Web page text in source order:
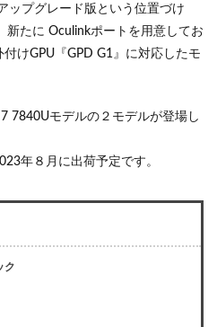
ップグレード版という位置づけ
新たに Oculinkポートを用意してお
けGPU『GPD G1』に対応したモ
7840Uモデルの２モデルが登場し
年８月に出荷予定です。
ク